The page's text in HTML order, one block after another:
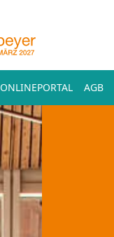
ONLINEPORTAL AGB